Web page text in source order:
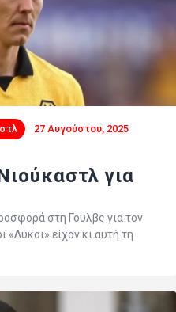
27 Αυγούστου, 2025
για
στη Γουλβς για τον
«Λύκοι» είχαν κι αυτή τη